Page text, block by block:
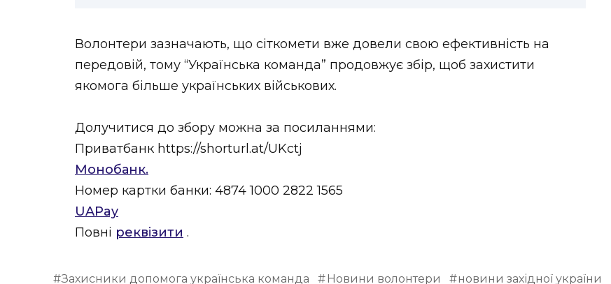
Волонтери зазначають, що сіткомети вже довели свою ефективність на
передовій, тому “Українська команда” продовжує збір, щоб захистити
якомога більше українських військових.
Долучитися до збору можна за посиланнями:
Приватбанк https://shorturl.at/UKctj
Монобанк.
Номер картки банки: 4874 1000 2822 1565
UAPay
Повні реквізити .
Захисники допомога українська команда Новини волонтери
новини західної україни